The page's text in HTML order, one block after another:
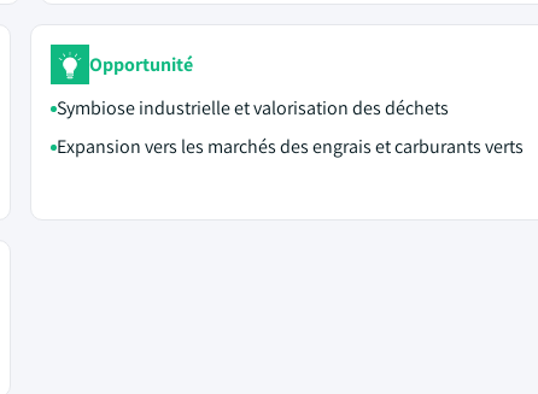
Opportunité
Symbiose industrielle et valorisation des déchets
Expansion vers les marchés des engrais et carburants verts